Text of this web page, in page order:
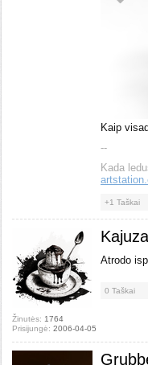
Kaip
--
Kada
+1 Taškai
Žinutės: 1764
Prisijungė: 2006-04-05
Atrodo
0 Taškai